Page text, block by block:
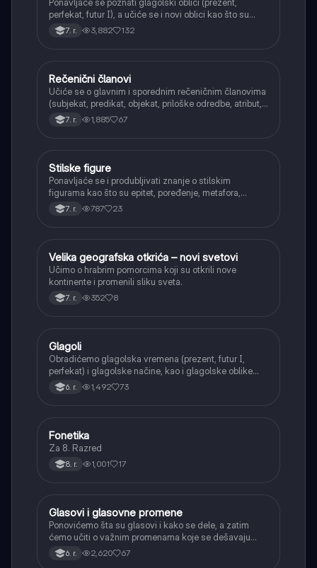
Ponavljaće se poznati glagolski oblici (prezent,
perfekat, futur I), a učiće se i novi oblici kao što su
aorist, imperfekat, pluskvamperfekat, futur II, kao i
glagolski prilozi i pridevi.
7. r. 3,882 132
Srpski jezik
Rečenični članovi
Učiće se o glavnim i sporednim rečeničnim članovima
(subjekat, predikat, objekat, priloške odredbe, atribut,
apozicija) i njihovoj funkciji.
7. r. 1,885 67
Srpski jezik
Stilske figure
Ponavljaće se i produbljivati znanje o stilskim
figurama kao što su epitet, poređenje, metafora,
personifikacija, hiperbola, onomatopeja, aliteracija i
asonanca, razumevajući njihovu ulogu u tekstu.
7. r. 787 23
Istorija
Velika geografska otkrića – novi svetovi
Učimo o hrabrim pomorcima koji su otkrili nove
kontinente i promenili sliku sveta.
7. r. 352 8
Srpski jezik
Glagoli
Obradićemo glagolska vremena (prezent, futur I,
perfekat) i glagolske načine, kao i glagolske oblike
(infinitiv, glagolski pridevi i prilozi) i glagolski vid
(svršeni i nesvršeni).
6. r. 1,492 73
Srpski jezik
Fonetika
Za 8. Razred
8. r. 1,001 17
Srpski jezik
Glasovi i glasovne promene
Ponovićemo šta su glasovi i kako se dele, a zatim
ćemo učiti o važnim promenama koje se dešavaju
kada se glasovi nađu jedan pored drugog u rečima
(npr. jednačenje suglasnika po zvučnosti i mestu
6. r. 2,620 67